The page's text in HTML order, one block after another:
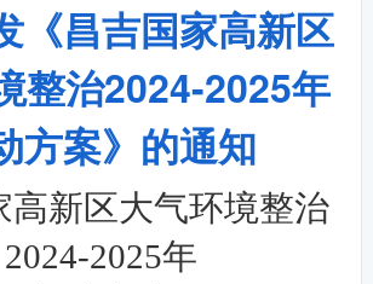
《昌吉国家高新区
整治2024-2025年
方案》的通知
高新区大气环境整治
2024-2025年